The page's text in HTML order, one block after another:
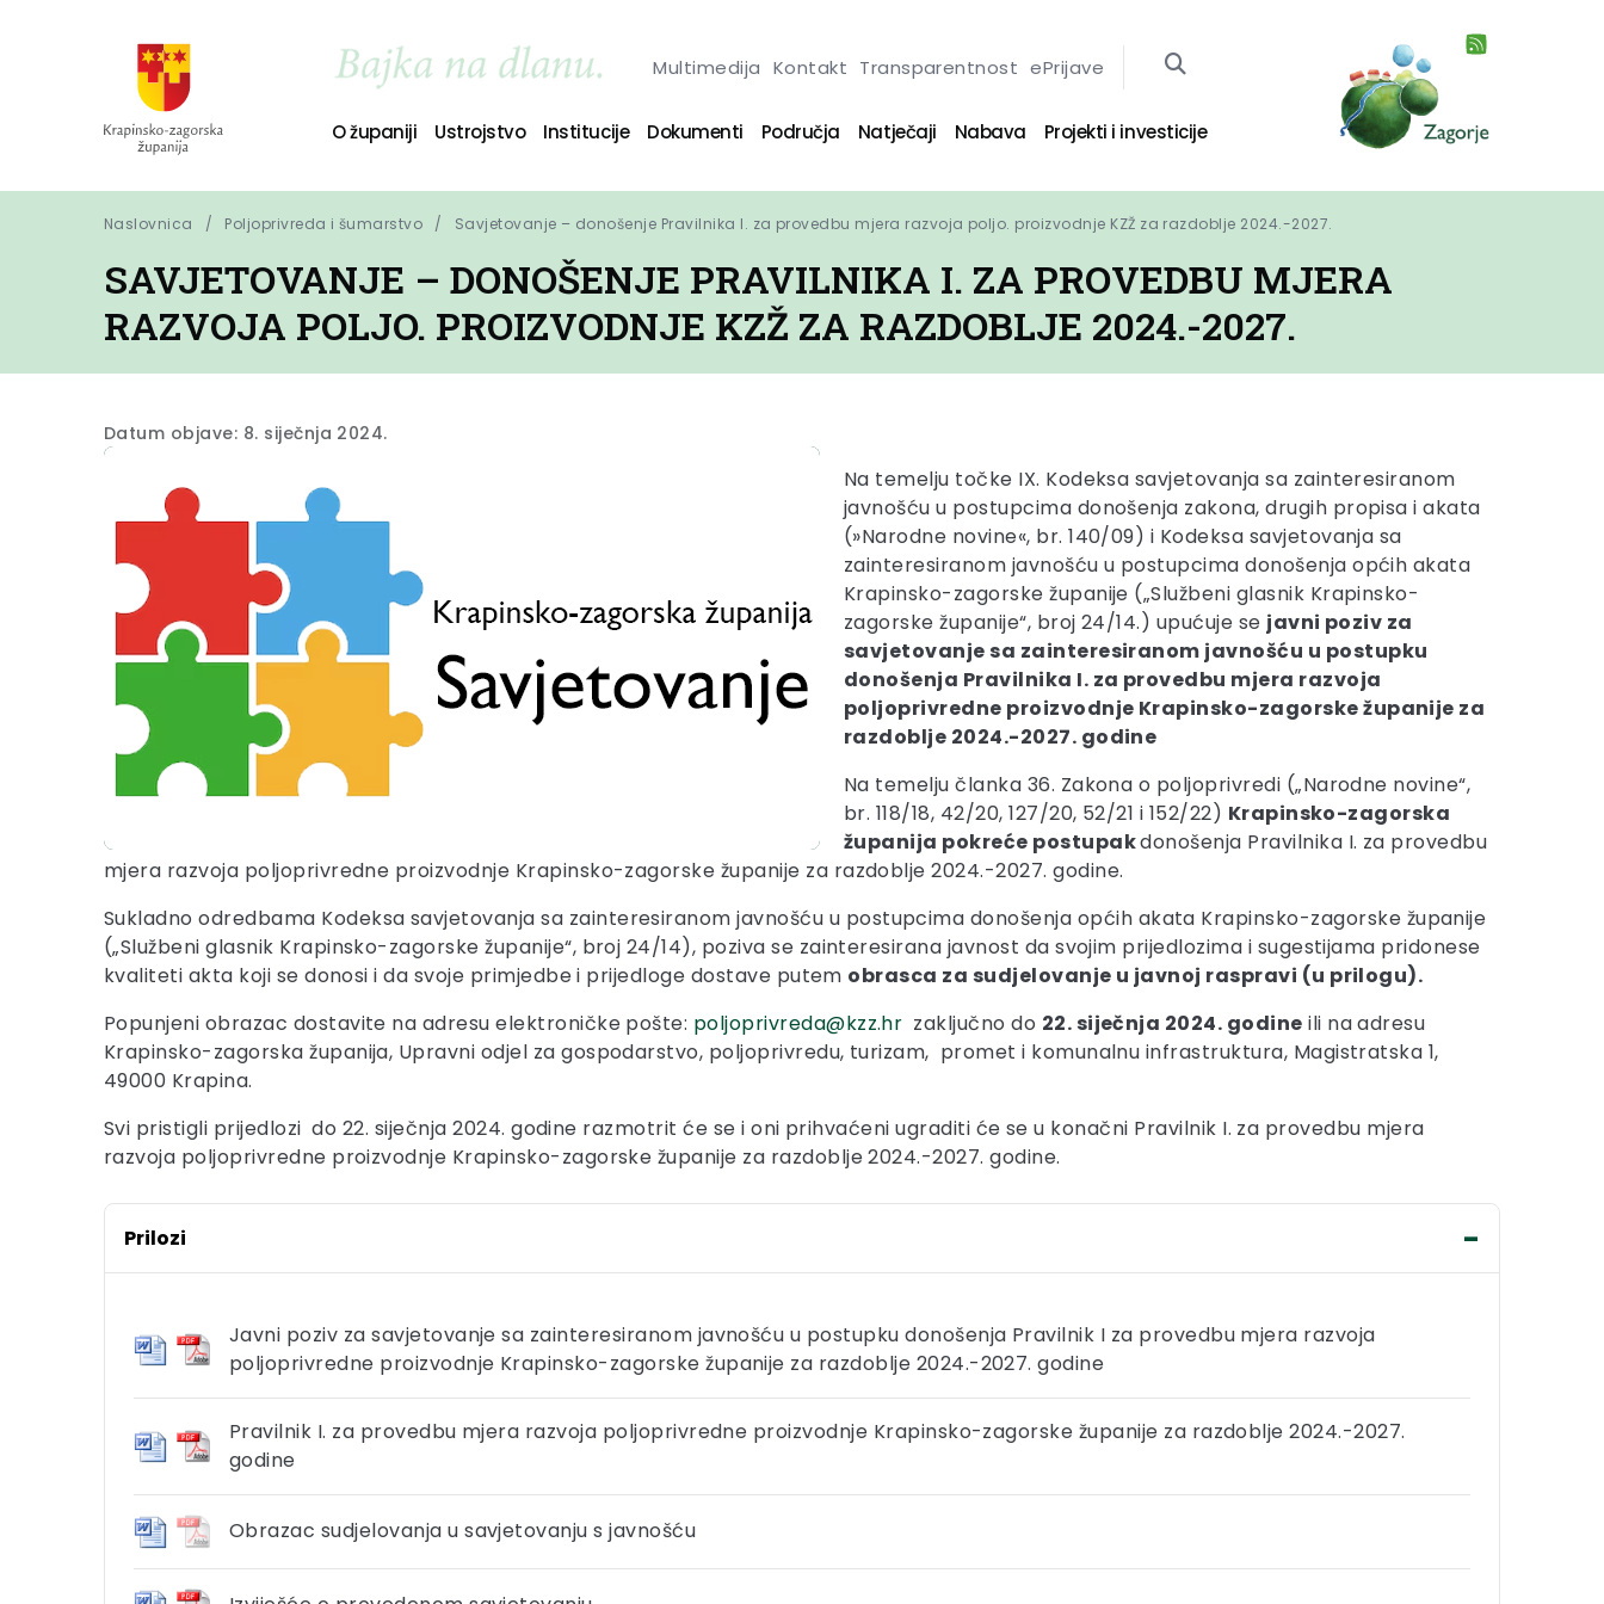
Multimedija Kontakt Transparentnost ePrijave
O županiji Ustrojstvo Institucije Dokumenti Područja Natječaji Nabava Projekti i investicije
Naslovnica Poljoprivreda i šumarstvo Savjetovanje – donošenje Pravilnika I. za provedbu mjera razvoja poljo. proizvodnje KZŽ za razdoblje 2024.-2027.
SAVJETOVANJE – DONOŠENJE PRAVILNIKA I. ZA PROVEDBU MJERA
RAZVOJA POLJO. PROIZVODNJE KZŽ ZA RAZDOBLJE 2024.-2027.
Datum objave: 8. siječnja 2024.
Na temelju točke IX. Kodeksa savjetovanja sa zainteresiranom
javnošću u postupcima donošenja zakona, drugih propisa i akata
(»Narodne novine«, br. 140/09) i Kodeksa savjetovanja sa
zainteresiranom javnošću u postupcima donošenja općih akata
Krapinsko-zagorske županije („Službeni glasnik Krapinsko-
zagorske županije“, broj 24/14.) upućuje se javni poziv za
savjetovanje sa zainteresiranom javnošću u postupku
donošenja Pravilnika I. za provedbu mjera razvoja
poljoprivredne proizvodnje Krapinsko-zagorske županije za
razdoblje 2024.-2027. godine
Na temelju članka 36. Zakona o poljoprivredi („Narodne novine“,
br. 118/18, 42/20, 127/20, 52/21 i 152/22) Krapinsko-zagorska
županija pokreće postupakdonošenja Pravilnika I. za provedbu
mjera razvoja poljoprivredne proizvodnje Krapinsko-zagorske županije za razdoblje 2024.-2027. godine.
Sukladno odredbama Kodeksa savjetovanja sa zainteresiranom javnošću u postupcima donošenja općih akata Krapinsko-zagorske županije
(„Službeni glasnik Krapinsko-zagorske županije“, broj 24/14), poziva se zainteresirana javnost da svojim prijedlozima i sugestijama pridonese
kvaliteti akta koji se donosi i da svoje primjedbe i prijedloge dostave putem obrasca za sudjelovanje u javnoj raspravi (u prilogu).
Popunjeni obrazac dostavite na adresu elektroničke pošte: poljoprivreda@kzz.hr zaključno do 22. siječnja 2024. godine ili na adresu
Krapinsko-zagorska županija, Upravni odjel za gospodarstvo, poljoprivredu, turizam, promet i komunalnu infrastruktura, Magistratska 1,
49000 Krapina.
Svi pristigli prijedlozi do 22. siječnja 2024. godine razmotrit će se i oni prihvaćeni ugraditi će se u konačni Pravilnik I. za provedbu mjera
razvoja poljoprivredne proizvodnje Krapinsko-zagorske županije za razdoblje 2024.-2027. godine.
Prilozi
Javni poziv za savjetovanje sa zainteresiranom javnošću u postupku donošenja Pravilnik I za provedbu mjera razvoja
poljoprivredne proizvodnje Krapinsko-zagorske županije za razdoblje 2024.-2027. godine
Pravilnik I. za provedbu mjera razvoja poljoprivredne proizvodnje Krapinsko-zagorske županije za razdoblje 2024.-2027.
godine
Obrazac sudjelovanja u savjetovanju s javnošću